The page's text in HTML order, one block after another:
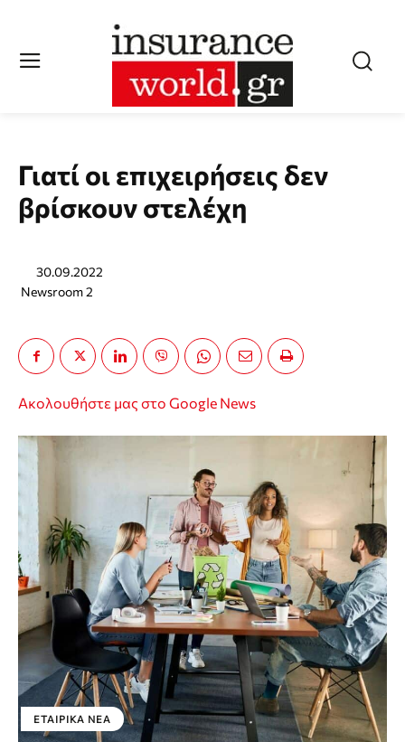
Γιατί οι επιχειρήσεις δεν
βρίσκουν στελέχη
30.09.2022
Newsroom 2
Ακολουθήστε μας στο Google News
ΕΤΑΙΡΙΚΑ ΝΕΑ